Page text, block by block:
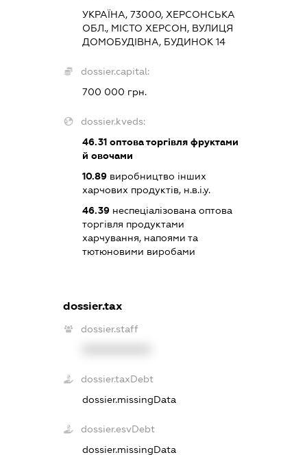
УКРАЇНА, 73000, ХЕРСОНСЬКА
ОБЛ., МІСТО ХЕРСОН, ВУЛИЦЯ
ДОМОБУДІВНА, БУДИНОК 14
dossier.capital:
700 000 грн.
dossier.kveds:
46.31оптова торгівля фруктами
й овочами
10.89виробництво інших
харчових продуктів, н.в.і.у.
46.39неспеціалізована оптова
торгівля продуктами
харчування, напоями та
тютюновими виробами
dossier.tax
dossier.staff
dossier.taxDebt
dossier.missingData
dossier.esvDebt
dossier.missingData